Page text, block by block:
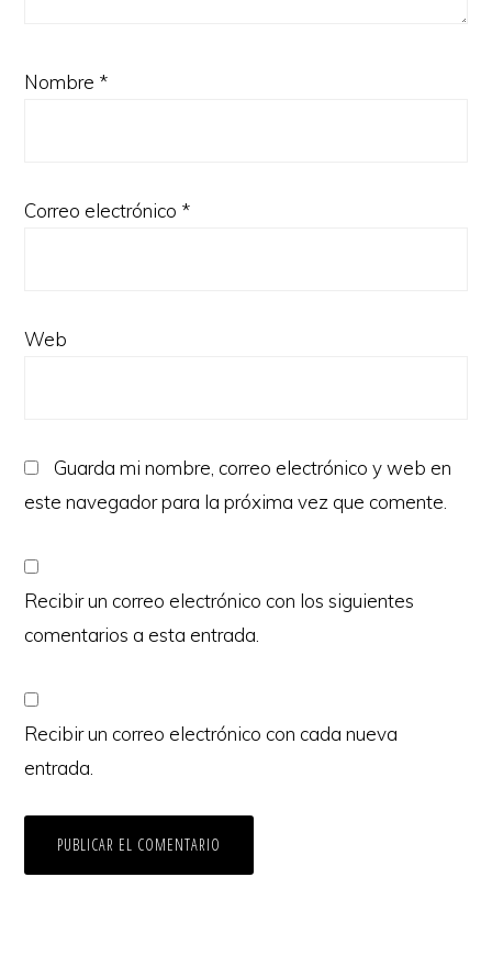
Nombre *
Correo electrónico *
Web
Guarda mi nombre, correo electrónico y web en
este navegador para la próxima vez que comente.
Recibir un correo electrónico con los siguientes
comentarios a esta entrada.
Recibir un correo electrónico con cada nueva
entrada.